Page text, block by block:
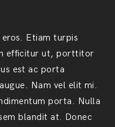
eros. Etiam turpis
efficitur ut, porttitor
est ac porta
Nam vel elit mi.
porta. Nulla
blandit at. Donec